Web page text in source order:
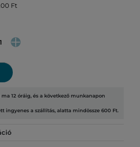
Ft
12 óráig, és a következő munkanapon
ingyenes a szállítás, alatta mindössze 600 Ft.